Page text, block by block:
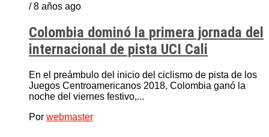
/ 8 años ago
Colombia dominó la primera jornada del
internacional de pista UCI Cali
En el preámbulo del inicio del ciclismo de pista de los
Juegos Centroamericanos 2018, Colombia ganó la
noche del viernes festivo,...
Por webmaster